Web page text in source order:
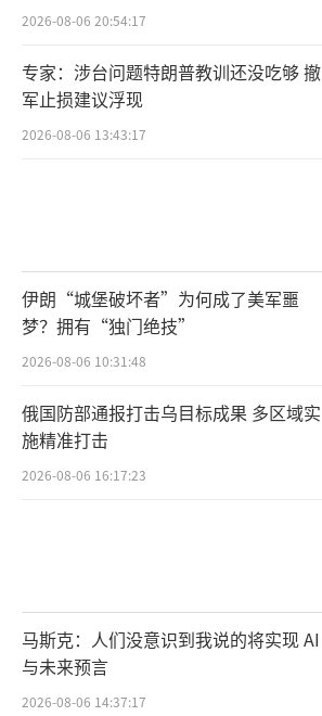
2026-08-06 20:54:17
专家：涉台问题特朗普教训还没吃够 撤
军止损建议浮现
2026-08-06 13:43:17
伊朗“城堡破坏者”为何成了美军噩
梦？拥有“独门绝技”
2026-08-06 10:31:48
俄国防部通报打击乌目标成果 多区域实
施精准打击
2026-08-06 16:17:23
马斯克：人们没意识到我说的将实现 AI
与未来预言
2026-08-06 14:37:17